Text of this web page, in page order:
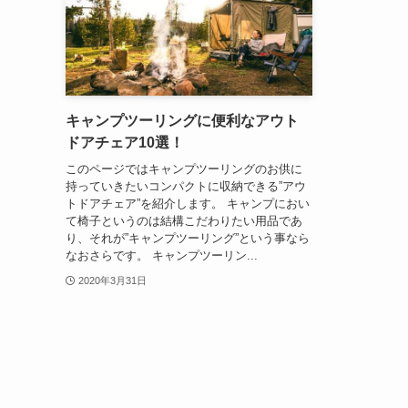
キャンプツーリングに便利なアウト
ドアチェア10選！
このページではキャンプツーリングのお供に
持っていきたいコンパクトに収納できる”アウ
トドアチェア”を紹介します。 キャンプにおい
て椅子というのは結構こだわりたい用品であ
り、それが”キャンプツーリング”という事なら
なおさらです。 キャンプツーリン...
2020年3月31日